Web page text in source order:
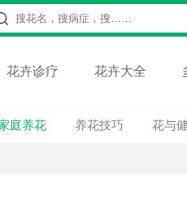
花卉诊疗 花卉大全
庭养花 养花技巧 花与